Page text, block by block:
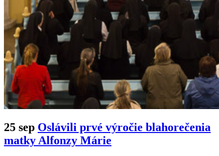
25 sep Oslávili prvé výročie blahorečenia
matky Alfonzy Márie